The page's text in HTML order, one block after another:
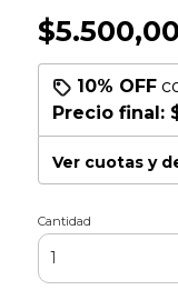
$5.500,00
10% OFF
Precio final:
Ver cuotas y
Cantidad